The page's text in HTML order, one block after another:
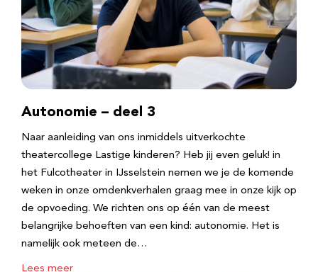
Autonomie – deel 3
Naar aanleiding van ons inmiddels uitverkochte
theatercollege Lastige kinderen? Heb jij even geluk! in
het Fulcotheater in IJsselstein nemen we je de komende
weken in onze omdenkverhalen graag mee in onze kijk op
de opvoeding. We richten ons op één van de meest
belangrijke behoeften van een kind: autonomie. Het is
namelijk ook meteen de…
Lees meer